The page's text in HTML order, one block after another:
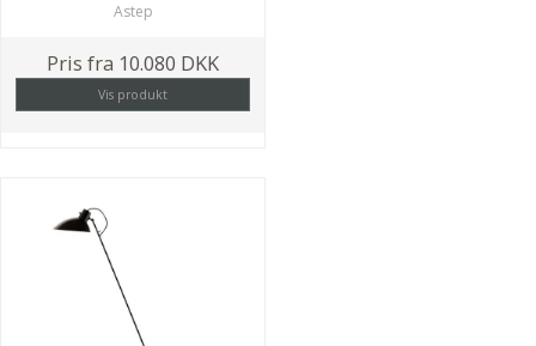
Astep
Pris fra 10.080 DKK
Vis produkt